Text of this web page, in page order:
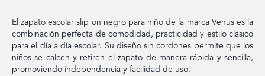
El zapato escolar slip on negro para niño de la marca Venus es la
combinación perfecta de comodidad, practicidad y estilo clásico
para el día a día escolar. Su diseño sin cordones permite que los
niños se calcen y retiren el zapato de manera rápida y sencilla,
promoviendo independencia y facilidad de uso.